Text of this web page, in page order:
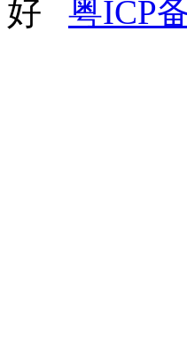
好 粤ICP